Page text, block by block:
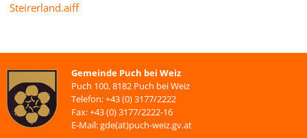
Steirerland.aiff
Gemeinde Puch bei Weiz
Puch 100, 8182 Puch bei Weiz
Telefon: +43 (0) 3177/2222
Fax: +43 (0) 3177/2222-16
E-Mail: gde(at)puch-weiz.gv.at